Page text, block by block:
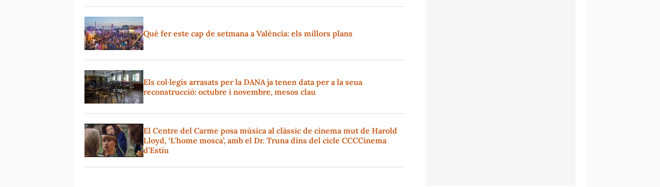
Què fer este cap de setmana a València: els millors plans
Els col·legis arrasats per la DANA ja tenen data per a la seua
reconstrucció: octubre i novembre, mesos clau
El Centre del Carme posa música al clàssic de cinema mut de Harold
Lloyd, ‘L'home mosca’, amb el Dr. Truna dins del cicle CCCCinema
d’Estiu